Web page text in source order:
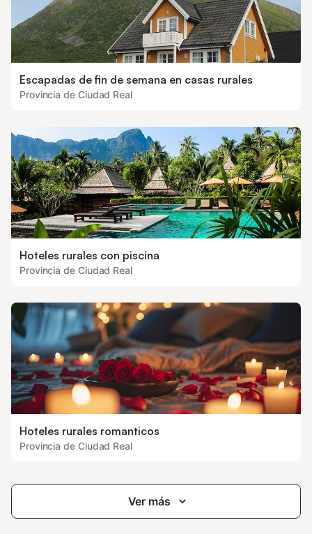
Escapadas de fin de semana en casas rurales
Provincia de Ciudad Real
Hoteles rurales con piscina
Provincia de Ciudad Real
Hoteles rurales romanticos
Provincia de Ciudad Real
Ver más